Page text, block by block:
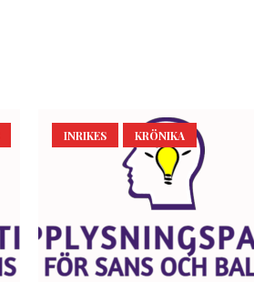
INRIKES KRÖNIKA